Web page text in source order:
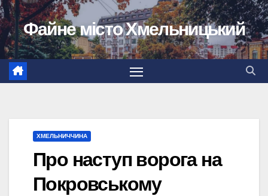
Перейти
до
вмісту
Файне місто Хмельницький
ХМЕЛЬНИЧЧИНА
​​Про наступ ворога на
Покровському